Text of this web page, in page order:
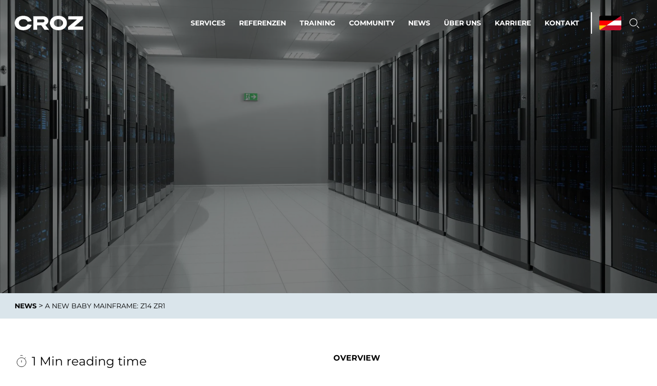
SERVICES
Wir verwandeln Ihre Ideen in erfolgreiche
Produkte & Dienstleistungen.
Operations & Managed Services
Betriebsprozesse optimieren. Stabilität und
Effizienz statt Nervenkitzel.
Software, Data & AI Engineering
Wir schaffen Produkte und Dienstleistungen, die langfristig bestehen.
KI-Lösungen mit
industriellem
Cloud-Umgebungen
Die richtige Cloud-Strategie
als Fundament für
Wachstum.
Infrastruktur
Automatisierung
Verbessern sie Effizienz,
Produktivität und
Sicherheit durch
automatisierte IT-
Operationsprozesse.
REFERENZEN TRAINING COMMUNITY NEWS ÜBER UNS KARRIERE KONTAKT
NEWS > A NEW BABY MAINFRAME: Z14 ZR1
1 Min reading time OVERVIEW